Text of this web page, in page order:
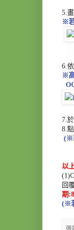
5.
※
6.
※
7.
8.
(※
以
回
期
(※
張